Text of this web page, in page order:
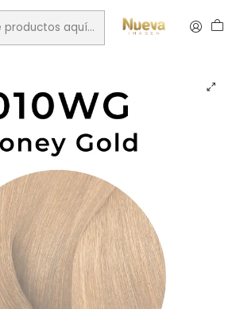
Marca ShadesEQ Warm Gold (WG)
SHADES EQ 010WG